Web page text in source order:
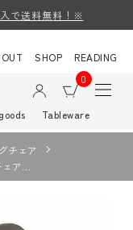
で送料無料！※
SHOP
READING
0
Tableware
チェア
ア…